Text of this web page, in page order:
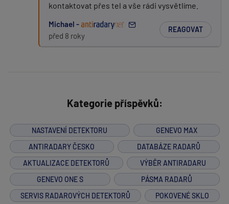
kontaktovat přes tel a vše rádi vysvětlíme.
Michael -
před 8 roky
REAGOVAT
Kategorie příspěvků:
NASTAVENÍ DETEKTORU
GENEVO MAX
ANTIRADARY ČESKO
DATABÁZE RADARŮ
AKTUALIZACE DETEKTORŮ
VÝBĚR ANTIRADARU
GENEVO ONE S
PÁSMA RADARŮ
SERVIS RADAROVÝCH DETEKTORŮ
POKOVENÉ SKLO